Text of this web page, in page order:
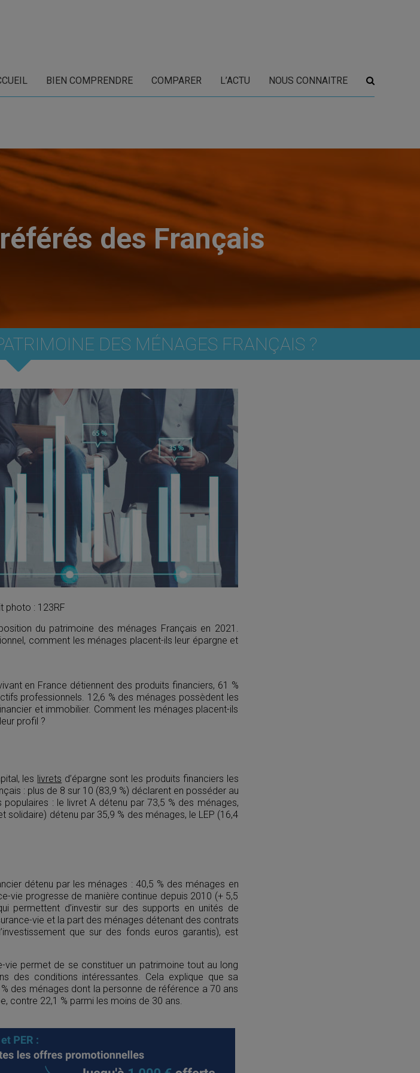
BIEN COMPRENDRE COMPARER L’ACTU NOUS CONNAITRE
des Français
DES MÉNAGES FRANÇAIS ?
photo : 123RF
du patrimoine des ménages Français en 2021.
comment les ménages placent-ils leur épargne et
en France détiennent des produits financiers, 61 %
professionnels. 12,6 % des ménages possèdent les
et immobilier. Comment les ménages placent-ils
profil ?
les livrets d’épargne sont les produits financiers les
: plus de 8 sur 10 (83,9 %) déclarent en posséder au
: le livret A détenu par 73,5 % des ménages,
solidaire) détenu par 35,9 % des ménages, le LEP (16,4
détenu par les ménages : 40,5 % des ménages en
vie progresse de manière continue depuis 2010 (+ 5,5
permettent d’investir sur des supports en unités de
vie et la part des ménages détenant des contrats
que sur des fonds euros garantis), est
vie permet de se constituer un patrimoine tout au long
des conditions intéressantes. Cela explique que sa
des ménages dont la personne de référence a 70 ans
contre 22,1 % parmi les moins de 30 ans.